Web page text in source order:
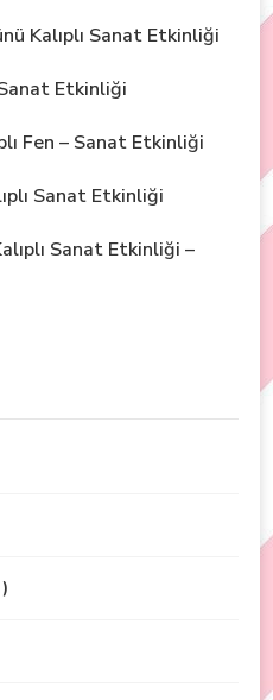
Kalıplı Sanat Etkinliği
Etkinliği
Fen – Sanat Etkinliği
Sanat Etkinliği
Sanat Etkinliği –